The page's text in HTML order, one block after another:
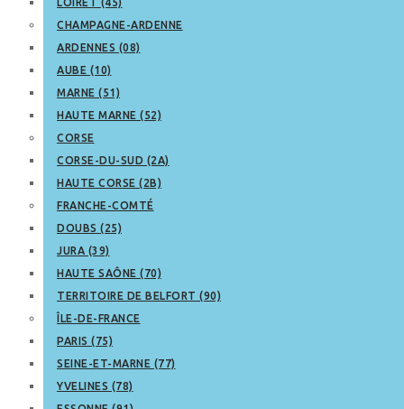
CHAMPAGNE-ARDENNE
ARDENNES (08)
AUBE (10)
MARNE (51)
HAUTE MARNE (52)
CORSE
CORSE-DU-SUD (2A)
HAUTE CORSE (2B)
FRANCHE-COMTÉ
DOUBS (25)
JURA (39)
HAUTE SAÔNE (70)
TERRITOIRE DE BELFORT (90)
ÎLE-DE-FRANCE
PARIS (75)
SEINE-ET-MARNE (77)
YVELINES (78)